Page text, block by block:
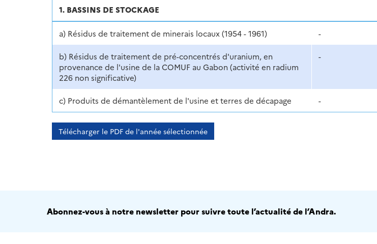
1. BASSINS DE STOCKAGE
a) Résidus de traitement de minerais locaux (1954 - 1961) -
b) Résidus de traitement de pré-concentrés d'uranium, en
provenance de l'usine de la COMUF au Gabon (activité en radium
226 non significative)
-
c) Produits de démantèlement de l'usine et terres de décapage -
Télécharger le PDF de l'année sélectionnée
Abonnez-vous à notre newsletter pour suivre toute l’actualité de l’Andra.